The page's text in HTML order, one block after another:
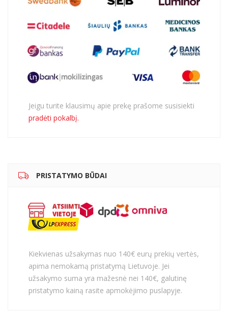
Jeigu turite klausimų apie prekę prašome susisiekti
pradėti pokalbį.
PRISTATYMO BŪDAI
Kiekvienas užsakymas nuo 140€ eurų prekių vertės,
apima nemokamą pristatymą Lietuvoje. Jei
užsakymo suma yra mažesnė nei 140€, galutinę
pristatymo kainą rasite apmokėjimo puslapyje.